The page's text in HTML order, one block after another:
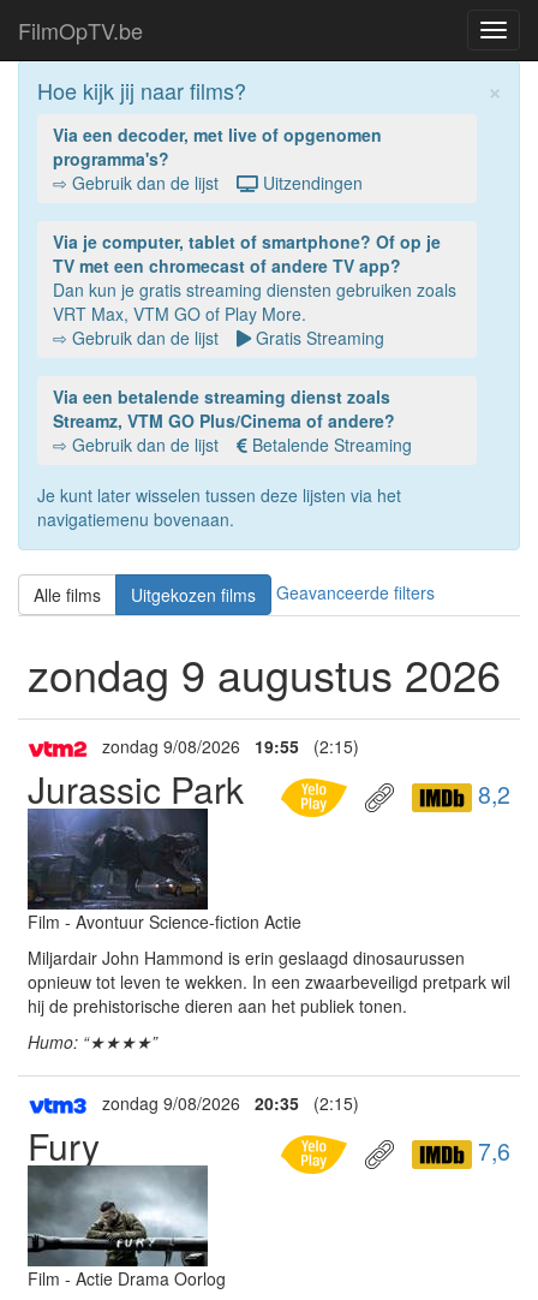
FilmOpTV.be
×
Hoe kijk jij naar films?
Via een decoder, met live of opgenomen
programma's?
⇨ Gebruik dan de lijst
Uitzendingen
Via je computer, tablet of smartphone? Of op je
TV met een chromecast of andere TV app?
Dan kun je gratis streaming diensten gebruiken zoals
VRT Max, VTM GO of Play More.
⇨ Gebruik dan de lijst
Gratis Streaming
Via een betalende streaming dienst zoals
Streamz, VTM GO Plus/Cinema of andere?
⇨ Gebruik dan de lijst
Betalende Streaming
Je kunt later wisselen tussen deze lijsten via het
navigatiemenu bovenaan.
Alle films Uitgekozen films Geavanceerde filters
zondag 9 augustus 2026
zondag 9/08/2026 19:55 (2:15)
Jurassic Park 8,2
Film - Avontuur Science-fiction Actie
Miljardair John Hammond is erin geslaagd dinosaurussen
opnieuw tot leven te wekken. In een zwaarbeveiligd pretpark wil
hij de prehistorische dieren aan het publiek tonen.
Humo: “★★★★”
zondag 9/08/2026 20:35 (2:15)
Fury 7,6
Film - Actie Drama Oorlog